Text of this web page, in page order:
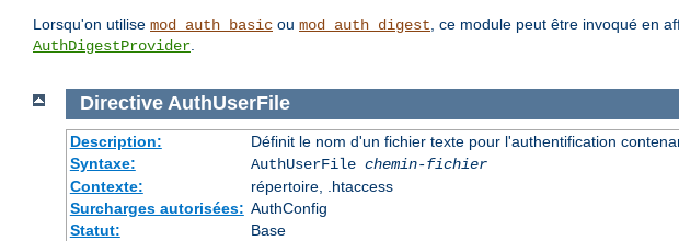
Lorsqu'on utilise mod_auth_basic ou mod_auth_digest, ce module peut être invoqué en
AuthDigestProvider.
Directive AuthUserFile
Description:
Définit le nom d'un fichier texte pour l'authentification
Syntaxe:
AuthUserFile chemin-fichier
Contexte:
répertoire, .htaccess
Surcharges autorisées: AuthConfig
Statut:
Base